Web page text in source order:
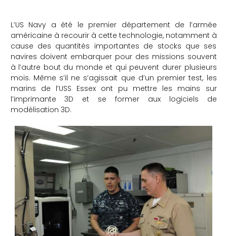
L’US Navy a été le premier département de l’armée
américaine à recourir à cette technologie, notamment à
cause des quantités importantes de stocks que ses
navires doivent embarquer pour des missions souvent
à l’autre bout du monde et qui peuvent durer plusieurs
mois. Même s’il ne s’agissait que d’un premier test, les
marins de l’USS Essex ont pu mettre les mains sur
l’imprimante 3D et se former aux logiciels de
modélisation 3D.